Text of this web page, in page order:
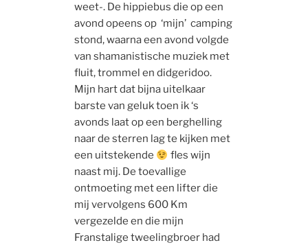
weet-. De hippiebus die op een
avond opeens op ‘mijn’ camping
stond, waarna een avond volgde
van shamanistische muziek met
fluit, trommel en didgeridoo.
Mijn hart dat bijna uitelkaar
barste van geluk toen ik ‘s
avonds laat op een berghelling
naar de sterren lag te kijken met
een uitstekende
fles wijn
naast mij. De toevallige
ontmoeting met een lifter die
mij vervolgens 600 Km
vergezelde en die mijn
Franstalige tweelingbroer had